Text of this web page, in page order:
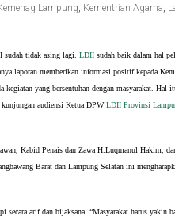
Lampung, Kementrian Agama,
tidak asing lagi. LDII sudah baik dalam hal
laporan memberikan informasi positif kepada
kegiatan yang bersentuhan dengan masyarakat. Hal
audiensi Ketua DPWLDII Provinsi
Kabid Penais dan Zawa H.Luqmanul Hakim,
Barat dan Lampung Selatan ini
secara arif dan bijaksana. “Masyarakat harus yakin